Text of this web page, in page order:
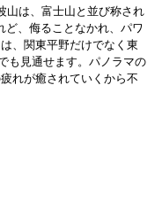
山は、富士山と並び称され
ど、侮ることなかれ、パワ
、関東平野だけでなく東
も見通せます。パノラマの
れが癒されていくから不